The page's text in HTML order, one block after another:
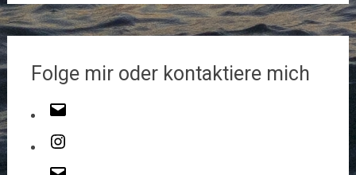
Folge mir oder kontaktiere mich